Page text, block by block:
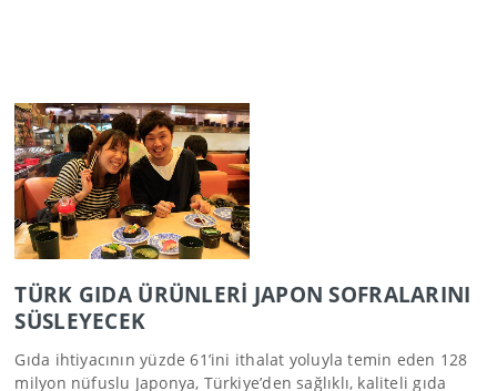
TÜRK GIDA ÜRÜNLERİ JAPON SOFRALARINI
SÜSLEYECEK
Gıda ihtiyacının yüzde 61’ini ithalat yoluyla temin eden 128
milyon nüfuslu Japonya, Türkiye’den sağlıklı, kaliteli gıda